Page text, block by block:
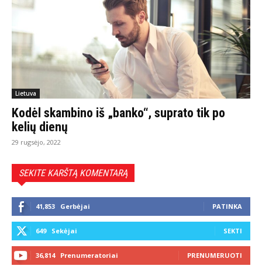
Lietuva
Kodėl skambino iš „banko“, suprato tik po
kelių dienų
29 rugsėjo, 2022
SEKITE KARŠTĄ KOMENTARĄ
41,853 Gerbėjai PATINKA
649 Sekėjai SEKTI
36,814 Prenumeratoriai PRENUMERUOTI